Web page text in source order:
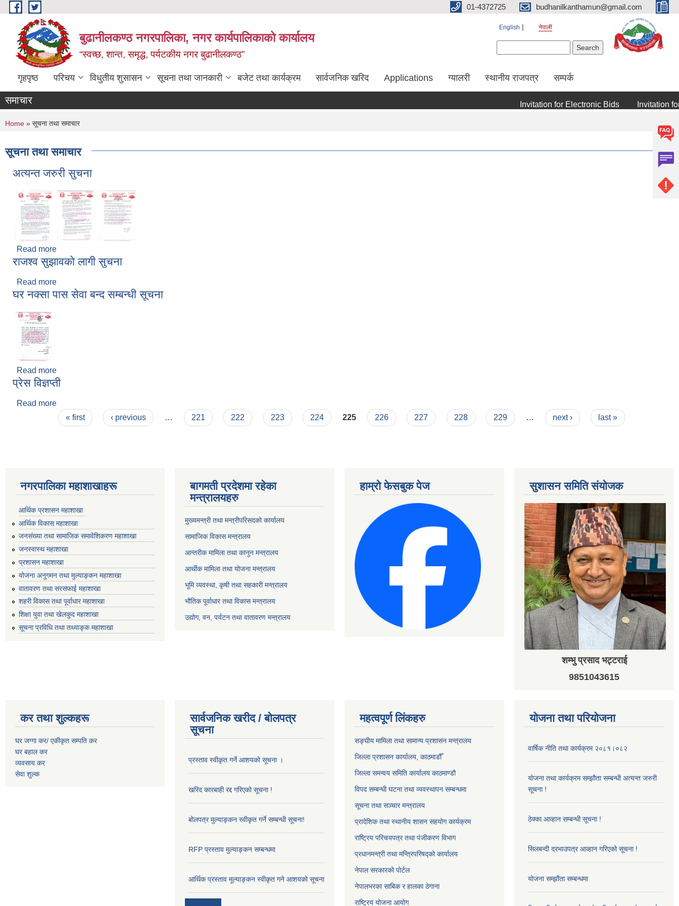
Skip to main content 01-4372725 budhanilkanthamun@gmail.com
बुढानीलकण्ठ नगरपालिका, नगर कार्यपालिकाको कार्यालय
“स्वच्छ, शान्त, समृद्ध, पर्यटकीय नगर बुढानीलकण्ठ”
English नेपाली
गृहपृष्ठ परिचय विधुतीय शुसासन सूचना तथा जानकारी बजेट तथा कार्यक्रम सार्वजनिक खरिद Applications ग्यालरी स्थानीय राजपत्र सम्पर्क
समाचार Invitation for Electronic Bids Invitation for
You are here
Home » सूचना तथा समाचार
सूचना तथा समाचार
अत्यन्त जरुरी सुचना
Read more
राजश्व सुझावको लागी सुचना
Read more
घर नक्सा पास सेवा बन्द सम्बन्धी सूचना
Read more
प्रेस विज्ञप्ती
Read more
« first ‹ previous … 221 222 223 224 225 226 227 228 229 … next › last »
नगरपालिका महाशाखाहरू
आर्थिक प्रशासन महाशाखा
आर्थिक विकास महाशाखा
जनसंख्या तथा सामाजिक समावेशिकरण महाशाखा
जनस्वास्थ महाशाखा
प्रशासन महाशाखा
योजना अनुगमन तथा मुल्याङ्कन महाशाखा
वातावरण तथा सरसफाई महाशाखा
शहरी विकास तथा पूर्वाधार महाशाखा
शिक्षा युवा तथा खेलकुद महाशाखा
सूचना प्रविधि तथा तथ्याङ्क महाशाखा
बागमती प्रदेशमा रहेका
मन्त्रालयहरु
मुख्यमन्त्री तथा मन्त्रीपरिसदको कार्यालय
सामाजिक विकास मन्त्रालय
आन्तरीक मामिला तथा कानुन मन्त्रालय
आर्थीक मामिला तथा योजना मन्त्रालय
भूमि व्यवस्था, कृषी तथा सहकारी मन्त्रालय
भौतिक पूर्वाधार तथा विकास मन्त्रालय
उद्योग, वन, पर्यटन तथा वातावरण मन्त्रालय
हाम्रो फेसबुक पेज सुशासन समिति संयोजक
शम्भु प्रसाद भट्टराई
9851043615
कर तथा शुल्कहरू
घर जग्गा कर/ एकीकृत सम्पति कर
घर बहाल कर
व्यवसाय कर
सेवा शुल्क
सार्वजनिक खरीद / बोलपत्र
सूचना
प्रस्ताव स्वीकृत गर्ने आशयको सूचना ।
खरिद कारबाही रद्द गरिएको सूचना !
बोलपत्र मुल्याङ्कन स्वीकृत गर्ने सम्बन्धी सूचना!
RFP प्रस्ताव मुल्याङ्कन सम्बन्धमा
आर्थिक प्रस्ताव मूल्याङ्कन स्वीकृत गने आशयको सूचना
महत्वपूर्ण लिंकहरु
सङ्‍घीय मामिला तथा सामान्य प्रशासन मन्त्रालय
जिल्ला प्रशासन कार्यालय, काठमाडौँ
जिल्ला समन्वय समिति कार्यालय काठमाण्ड‌ौ
विपद सम्बन्धी घटना तथा व्यवस्थापन सम्बन्धमा
सूचना तथा सञ्चार मन्त्रालय
प्रादेशिक तथा स्थानीय शासन सहयोग कार्यक्रम
राष्ट्रिय परिचयपत्र तथा पंजीकरण विभाग
प्रधानमन्त्री तथा मन्त्रिपरिषद्को कार्यालय
नेपाल सरकारको पोर्टल
नेपालभरका साबिक र हालका ठेगाना
राष्ट्रिय योजना आयोग
योजना तथा परियोजना
वार्षिक नीति तथा कार्यक्रम २०८१।०८२
योजना तथा कार्यक्रम सम्झौता सम्बन्धी अत्यन्त जरुरी
सूचना !
ठेक्का आव्हान सम्बन्धी सूचना !
सिलबन्दी दरभाउपत्र आव्हान गरिएको सूचना !
योजना सम्झौता सम्बन्धमा